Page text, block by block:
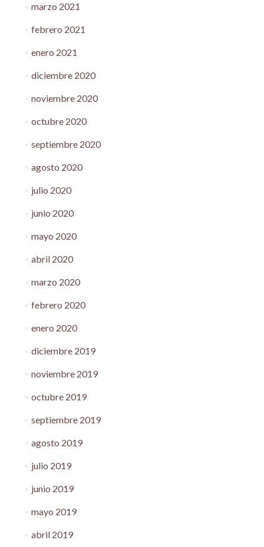
marzo 2021
febrero 2021
enero 2021
diciembre 2020
noviembre 2020
octubre 2020
septiembre 2020
agosto 2020
julio 2020
junio 2020
mayo 2020
abril 2020
marzo 2020
febrero 2020
enero 2020
diciembre 2019
noviembre 2019
octubre 2019
septiembre 2019
agosto 2019
julio 2019
junio 2019
mayo 2019
abril 2019